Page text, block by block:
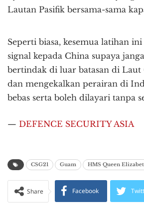
Lautan Pasifik bersama-sama
Seperti biasa, kesemua latihan
signal kepada China supaya
bertindak di luar batasan di Laut
dan mengekalkan perairan di
bebas serta boleh dilayari tanpa
— DEFENCE SECURITY ASIA
CSG21 Guam HMS Queen
Share Facebook